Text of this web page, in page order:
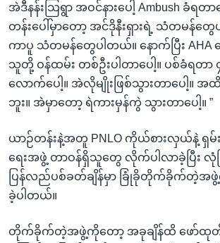
အဲဒီနန်းသြရွာ အဝင်နားပေါ့ Ambush ခံရတ
တန်းပေါ်မှာတော့ အင်ဒိုနီးရှားရဲ့ သံတမန်တွေ
ကာပူ သံတမန်တွေပါတယ်။ နောက်ပြီး AHA ပ
သူတို့ ဝန်ထမ်း တစ်ဦးပါတာပေါ့။ ပစ်ခံရတာ
လောက်ပေါ့။ အဲလိုမျိုးဖြစ်သွားတာပေါ့။
ဘူး။ အဲမှာတော့ ရဲကားမှန်ကွဲ သွားတာပေါ့။ ”
ယာဉ်တန်းနဲ့အတူ PNLO ကိုယ်စားလှယ်နဲ့ ရှမ်
ရေးအဖွဲ့ တာဝန်ရှိသူတွေ လိုက်ပါလာခဲ့ပြီး
ပြန်လည်ပစ်ခတ်ချိန်မှာ ခြုံခိုတိုက်ခိုက်တဲ့အဖွဲ့
ခဲ့ပါတယ်။
တိုက်ခိုက်တဲ့အဖွဲ့ကိုတော့ အခုချိန်ထိ ဖော်ထုတ်